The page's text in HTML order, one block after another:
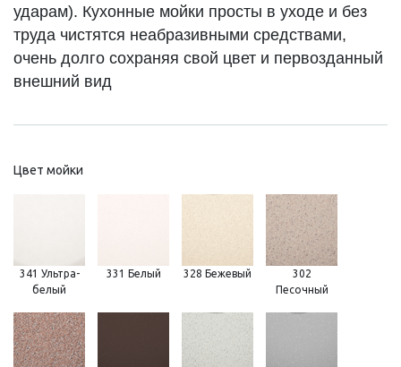
ударам). Кухонные мойки просты в уходе и без
труда чистятся неабразивными средствами,
очень долго сохраняя свой цвет и первозданный
внешний вид
Цвет мойки
341 Ультра-
белый
331 Белый 328 Бежевый
302
Песочный